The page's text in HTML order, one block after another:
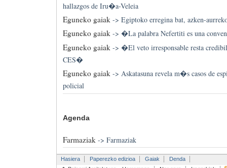
hallazgos de Iru�a-Veleia
Eguneko gaiak-> Egiptoko erregina bat, azken-
Eguneko gaiak-> �La palabra Nefertiti es una
Eguneko gaiak -> �El veto irresponsable resta
CES�
Eguneko gaiak-> Askatasuna revela m�s casos de
policial
Agenda
Farmaziak-> Farmaziak
Hasiera Paperezko edizioa Gaiak
Denda